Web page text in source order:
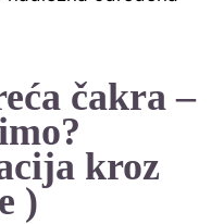
čakra –
kroz
)